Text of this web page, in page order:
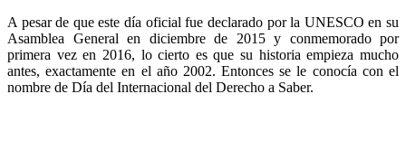
A pesar de que este día oficial fue declarado por la UNESCO en su
Asamblea General en diciembre de 2015 y conmemorado por
primera vez en 2016, lo cierto es que su historia empieza mucho
antes, exactamente en el año 2002. Entonces se le conocía con el
nombre de Día del Internacional del Derecho a Saber.